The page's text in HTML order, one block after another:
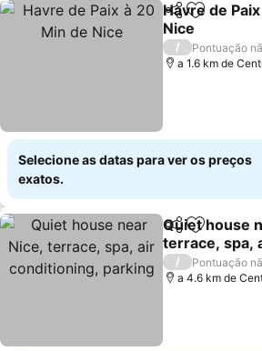
PartilharAdicionar
Havre de
Nice
Ver preços
/
Pontuação
a 1.6 km de
Selecione as datas para ver os preços
exatos.
PartilharAdicionar
Quiet house
terrace, spa,
conditioning,
Ver preços
/
Pontuação
a 4.6 km de